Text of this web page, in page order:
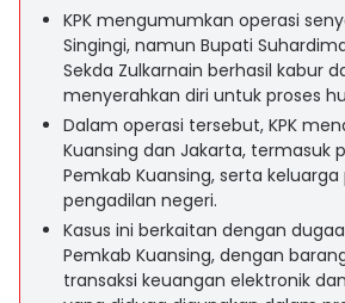
KPK mengumumkan operasi
Singingi, namun Bupati
Sekda Zulkarnain berhasil kabur
menyerahkan diri untuk proses
Dalam operasi tersebut, KPK
Kuansing dan Jakarta, termasuk
Pemkab Kuansing, serta
pengadilan negeri.
Kasus ini berkaitan dengan
Pemkab Kuansing, dengan
transaksi keuangan elektronik